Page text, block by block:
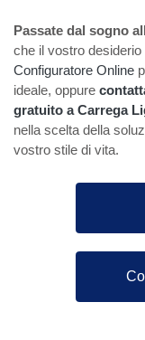
Passate dal sogno
che il vostro
Configuratore Online
ideale, oppure
gratuito a Carrega
nella scelta della
vostro stile di vita.